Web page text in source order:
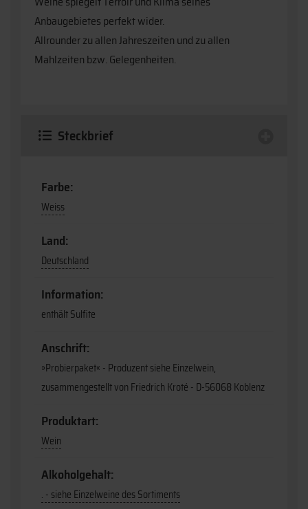
Anbaugebietes perfekt wider.
Allrounder zu allen Jahreszeiten und zu allen
Mahlzeiten bzw. Gelegenheiten.
Steckbrief
Farbe:
Weiss
Land:
Deutschland
Information:
enthält Sulfite
Anschrift:
»Probierpaket« - Produzent siehe Einzelwein,
zusammengestellt von Friedrich Kroté - D-56068 Koblenz
Produktart:
Wein
Alkoholgehalt:
. - siehe Einzelweine des Sortiments